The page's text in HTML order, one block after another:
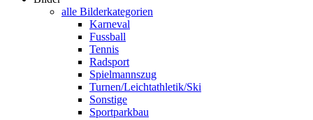
alle Bilderkategorien
Karneval
Fussball
Tennis
Radsport
Spielmannszug
Turnen/Leichtathletik/Ski
Sonstige
Sportparkbau